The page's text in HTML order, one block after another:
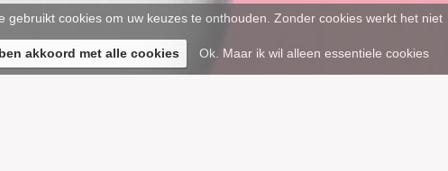
gebruikt cookies om uw keuzes te onthouden. Zonder cookies werkt het niet
akkoord met alle cookies Ok. Maar ik wil alleen essentiele cookies